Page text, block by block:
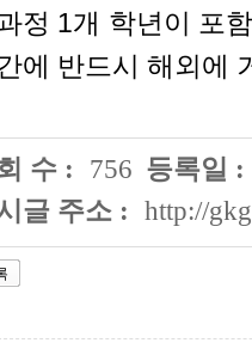
정 1개 학년이 포
에 반드시 해외에
수 : 756 등록일 :
글 주소 : http://